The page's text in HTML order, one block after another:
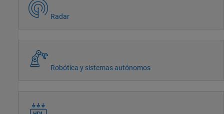
Radar
Robótica y sistemas autónomos